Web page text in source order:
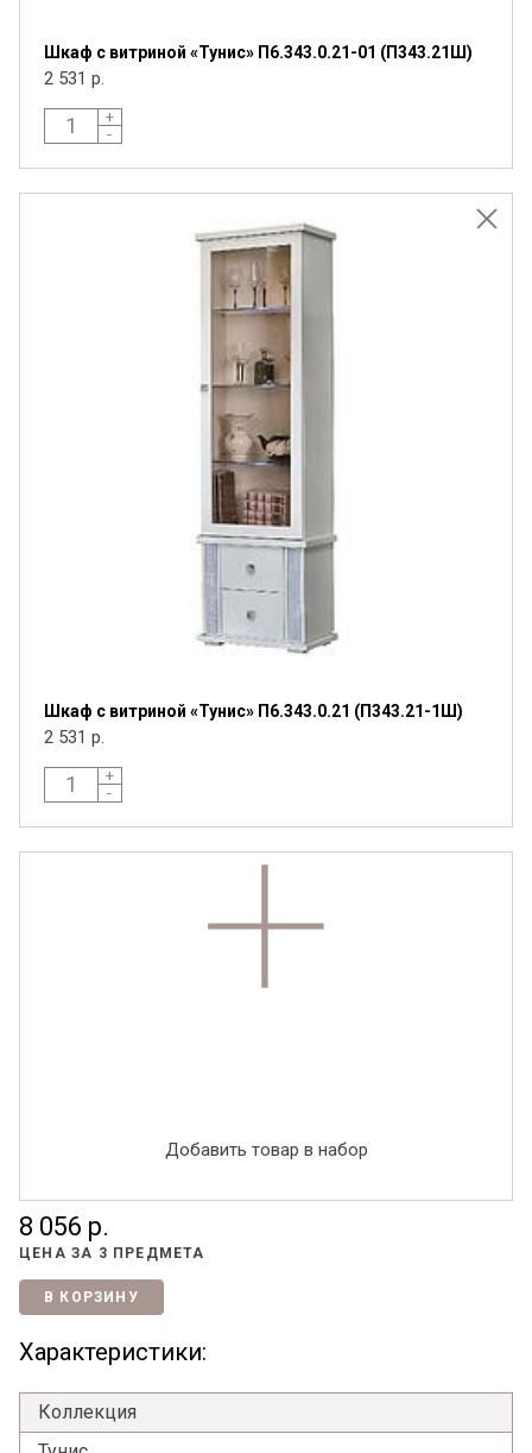
Шкаф с витриной «Тунис» П6.343.0.21-01 (П343.21Ш)
2 531 р.
+
-
Шкаф с витриной «Тунис» П6.343.0.21 (П343.21-1Ш)
2 531 р.
+
-
Добавить товар в набор
8 056 р.
В КОРЗИНУ
ЦЕНА ЗА 3 ПРЕДМЕТА
Характеристики:
Коллекция